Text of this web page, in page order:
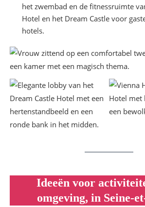
het zwembad en de fitnessruimte
Hotel en het Dream Castle voor
hotels.
Ideeën voor
omgeving, in Seine-